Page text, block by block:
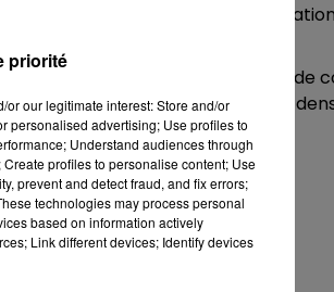
pour l’énergie. Cette
durables.
de s'épanouir avec moins de
d'un sous-étage végétal plus
priorité
our legitimate interest: Store and/or
personalised advertising; Use profiles to
Understand audiences through
profiles to personalise content; Use
prevent and detect fraud, and fix errors;
technologies may process personal
based on information actively
Link different devices; Identify devices